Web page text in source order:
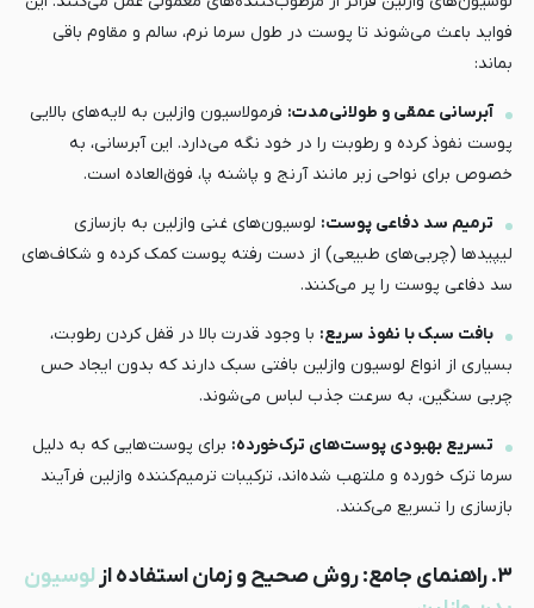
فواید باعث می‌شوند تا پوست در طول سرما نرم، سالم و مقاوم باقی
بماند:
آبرسانی عمقی و طولانی‌مدت: فرمولاسیون وازلین به لایه‌های بالایی
پوست نفوذ کرده و رطوبت را در خود نگه می‌دارد. این آبرسانی، به
خصوص برای نواحی زبر مانند آرنج و پاشنه پا، فوق‌العاده است.
ترمیم سد دفاعی پوست: لوسیون‌های غنی وازلین به بازسازی
لیپیدها (چربی‌های طبیعی) از دست رفته پوست کمک کرده و شکاف‌های
سد دفاعی پوست را پر می‌کنند.
بافت سبک با نفوذ سریع: با وجود قدرت بالا در قفل کردن رطوبت،
بسیاری از انواع لوسیون وازلین بافتی سبک دارند که بدون ایجاد حس
چربی سنگین، به سرعت جذب لباس می‌شوند.
تسریع بهبودی پوست‌های ترک‌خورده: برای پوست‌هایی که به دلیل
سرما ترک خورده و ملتهب شده‌اند، ترکیبات ترمیم‌کننده وازلین فرآیند
بازسازی را تسریع می‌کنند.
۳. راهنمای جامع: روش صحیح و زمان استفاده از
لوسیون